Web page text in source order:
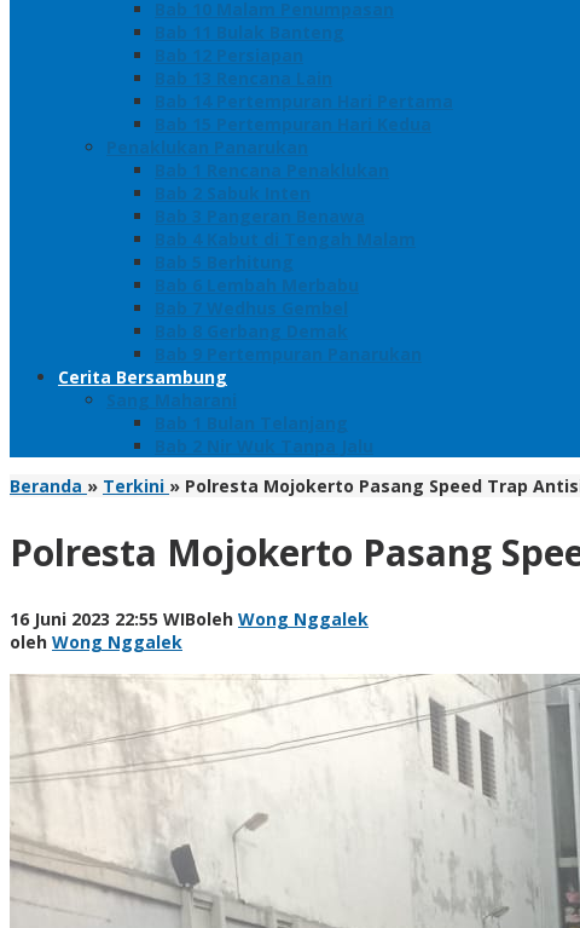
Bab 10 Malam Penumpasan
Bab 11 Bulak Banteng
Bab 12 Persiapan
Bab 13 Rencana Lain
Bab 14 Pertempuran Hari Pertama
Bab 15 Pertempuran Hari Kedua
Penaklukan Panarukan
Bab 1 Rencana Penaklukan
Bab 2 Sabuk Inten
Bab 3 Pangeran Benawa
Bab 4 Kabut di Tengah Malam
Bab 5 Berhitung
Bab 6 Lembah Merbabu
Bab 7 Wedhus Gembel
Bab 8 Gerbang Demak
Bab 9 Pertempuran Panarukan
Cerita Bersambung
Sang Maharani
Bab 1 Bulan Telanjang
Bab 2 Nir Wuk Tanpa Jalu
Beranda » Terkini » Polresta Mojokerto Pasang Speed Trap
Polresta Mojokerto Pasang
16 Juni 2023 22:55 WIBoleh Wong Nggalek
oleh Wong Nggalek